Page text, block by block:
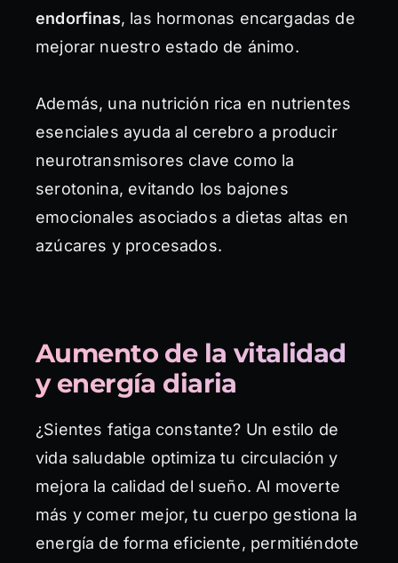
endorfinas, las hormonas encargadas de
mejorar nuestro estado de ánimo.
Además, una nutrición rica en nutrientes
esenciales ayuda al cerebro a producir
neurotransmisores clave como la
serotonina, evitando los bajones
emocionales asociados a dietas altas en
azúcares y procesados.
Aumento de la vitalidad
y energía diaria
¿Sientes fatiga constante? Un estilo de
vida saludable optimiza tu circulación y
mejora la calidad del sueño. Al moverte
más y comer mejor, tu cuerpo gestiona la
energía de forma eficiente, permitiéndote